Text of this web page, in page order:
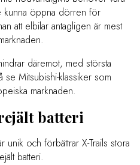
kunna öppna dörren för
att elbilar antagligen är mest
däremot, med största
se Mitsubishi-klassiker som
marknaden.
batteri
unik och förbättrar X-Trails stora
batteri.